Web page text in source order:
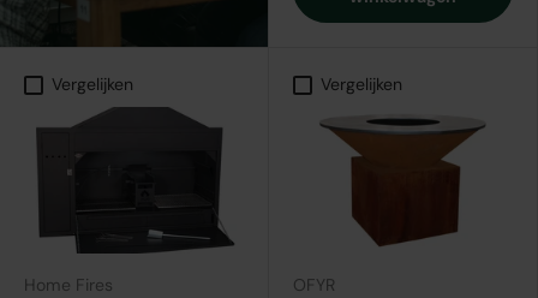
Vergelijken
Home Fires
Vergelijken
OFYR